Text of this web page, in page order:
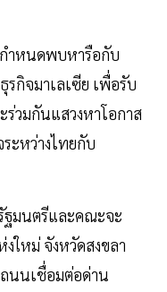
ำหนดพบหารือกับ
กิจมาเลเซีย เพื่อรับ
วมกันแสวงหาโอกาส
ะหว่างไทยกับ
ฐมนตรีและคณะจะ
ใหม่ จังหวัดสงขลา
นนเชื่อมต่อด่าน